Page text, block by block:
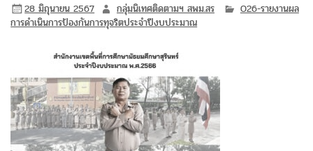
28 มิถุนายน 2567 กลุ่มนิเทศติดตามฯ สพม.สร
O26-รายงานผล
การดำเนินการป้องกันการทุจริตประจำปีงบประมาณ